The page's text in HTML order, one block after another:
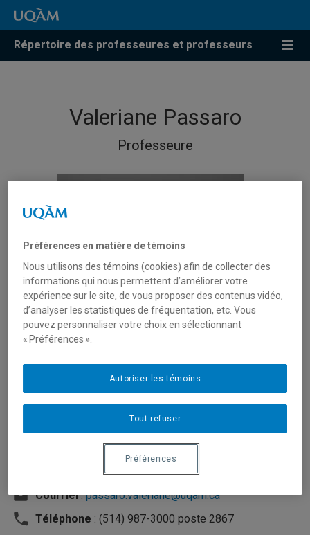
Répertoire des professeures et professeurs
Valeriane Passaro
Professeure
Département de mathématiques
Courriel:passaro.valeriane@uqam.ca
Téléphone : (514) 987-3000 poste 2867
Préférences en matière de témoins
Nous utilisons des témoins (cookies) afin de collecter des
informations qui nous permettent d’améliorer votre
expérience sur le site, de vous proposer des contenus vidéo,
d’analyser les statistiques de fréquentation, etc. Vous
pouvez personnaliser votre choix en sélectionnant
« Préférences ».
Tout refuser
Autoriser les témoins
Préférences